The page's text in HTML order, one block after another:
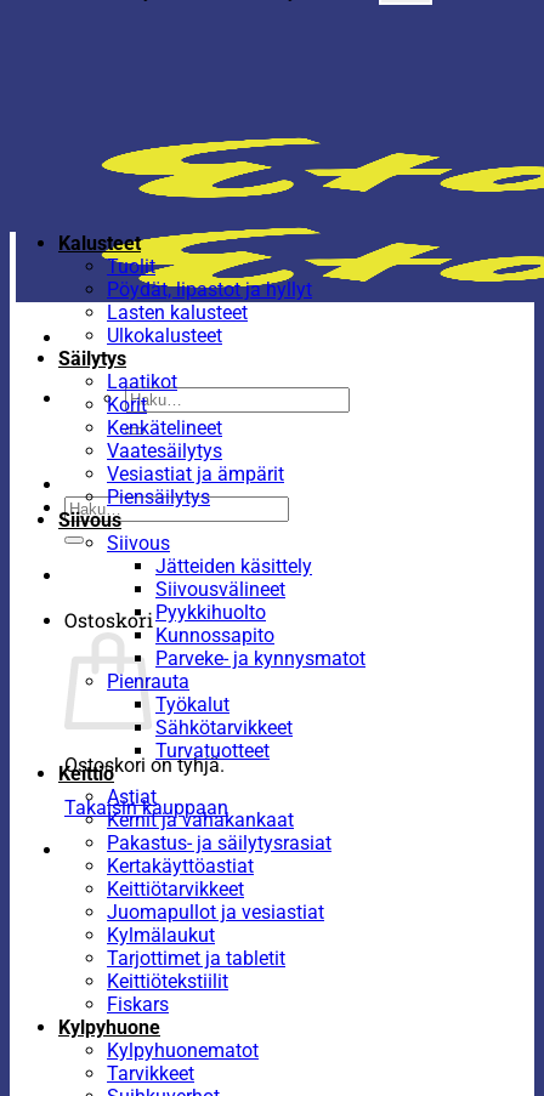
Etsi:
Etsi:
Ostoskori
Ostoskori on tyhjä.
Takaisin kauppaan
Kalusteet
Tuolit
Pöydät, lipastot ja hyllyt
Lasten kalusteet
Ulkokalusteet
Säilytys
Laatikot
Korit
Kenkätelineet
Vaatesäilytys
Vesiastiat ja ämpärit
Piensäilytys
Siivous
Siivous
Jätteiden käsittely
Siivousvälineet
Pyykkihuolto
Kunnossapito
Parveke- ja kynnysmatot
Pienrauta
Työkalut
Sähkötarvikkeet
Turvatuotteet
Keittiö
Astiat
Kernit ja vahakankaat
Pakastus- ja säilytysrasiat
Kertakäyttöastiat
Keittiötarvikkeet
Juomapullot ja vesiastiat
Kylmälaukut
Tarjottimet ja tabletit
Keittiötekstiilit
Fiskars
Kylpyhuone
Kylpyhuonematot
Tarvikkeet